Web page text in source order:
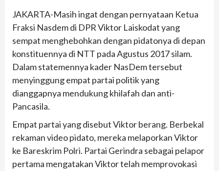
JAKARTA-Masih ingat dengan pernyataan Ketua
Fraksi Nasdem di DPR Viktor Laiskodat yang
sempat menghebohkan dengan pidatonya di depan
konstituennya di NTT pada Agustus 2017 silam.
Dalam statemennya kader NasDem tersebut
menyinggung empat partai politik yang
dianggapnya mendukung khilafah dan anti-
Pancasila.
Empat partai yang disebut Viktor berang. Berbekal
rekaman video pidato, mereka melaporkan Viktor
ke Bareskrim Polri. Partai Gerindra sebagai pelapor
pertama mengatakan Viktor telah memprovokasi